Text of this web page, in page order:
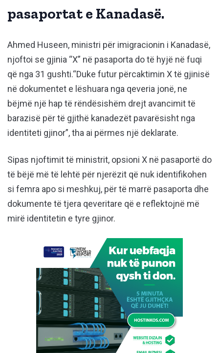
pasaportat e Kanadasë.
Ahmed Huseen, ministri për imigracionin i Kanadasë,
njoftoi se gjinia “X” në pasaporta do të hyjë në fuqi
që nga 31 gushti.“Duke futur përcaktimin X të gjinisë
në dokumentet e lëshuara nga qeveria jonë, ne
bëjmë një hap të rëndësishëm drejt avancimit të
barazisë për të gjithë kanadezët pavarësisht nga
identiteti gjinor”, tha ai përmes një deklarate.
Sipas njoftimit të ministrit, opsioni X në pasaportë do
të bëjë më të lehtë për njerëzit që nuk identifikohen
si femra apo si meshkuj, për të marrë pasaporta dhe
dokumente të tjera qeveritare që e reflektojnë më
mirë identitetin e tyre gjinor.